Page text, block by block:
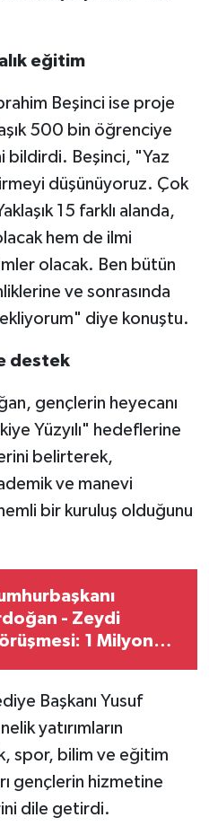
eğitim
Beşinci ise proje
500 bin öğrenciye
bildirdi. Beşinci, "Yaz
düşünüyoruz. Çok
15 farklı alanda,
hem de ilmi
olacak. Ben bütün
ve sonrasında
diye konuştu.
destek
gençlerin heyecanı
Yüzyılı" hedeflerine
belirterek,
ve manevi
bir kuruluş olduğunu
- Zeydi
1 Milyon
Başkanı Yusuf
yatırımların
spor, bilim ve eğitim
gençlerin hizmetine
dile getirdi.